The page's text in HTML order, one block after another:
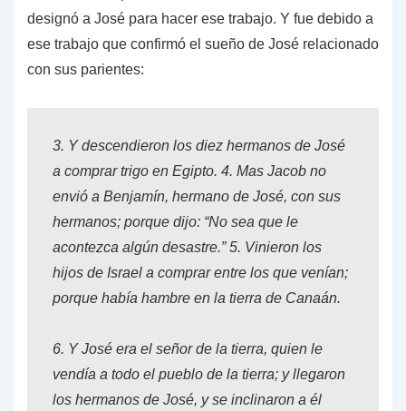
designó a José para hacer ese trabajo. Y fue debido a
ese trabajo que confirmó el sueño de José relacionado
con sus parientes:
3. Y descendieron los diez hermanos de José
a comprar trigo en Egipto. 4. Mas Jacob no
envió a Benjamín, hermano de José, con sus
hermanos; porque dijo: “No sea que le
acontezca algún desastre.”5. Vinieron los
hijos de Israel a comprar entre los que venían;
porque había hambre en la tierra de Canaán.
6. Y José era el señor de la tierra, quien le
vendía a todo el pueblo de la tierra; y llegaron
los hermanos de José, y se inclinaron a él